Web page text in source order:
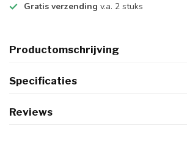
Gratis verzending v.a. 2 stuks
Productomschrijving
Specificaties
Reviews